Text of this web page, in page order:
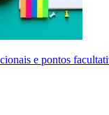
e pontos